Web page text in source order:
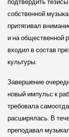
собственной
притягивал
и на общественной
входил в состав
культуры.
Завершение
новый импульс к
требовала
расширялась. В
преподавал